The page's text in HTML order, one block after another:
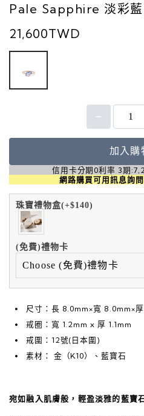
Pale Sapphire 淡彩藍
21,600TWD
加入購
信用卡分期0利率 3期
網路購買可用訊息詢
珠寶禮物盒(+$140)
(免費)禮物卡
尺寸：長 8.0mm×寬 8.0mm×
戒圈：寬 1.2mm x 厚 1.1mm
戒圍：12號(日本圍)
素材： 金（K10）、藍寶石
宛如融入肌膚般，輕盈淡雅的藍寶